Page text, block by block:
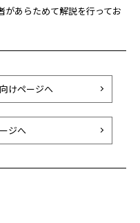
があらためて解説を行ってお
けページへ
ジへ